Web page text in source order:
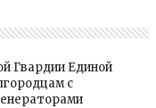
Гвардии Единой
с